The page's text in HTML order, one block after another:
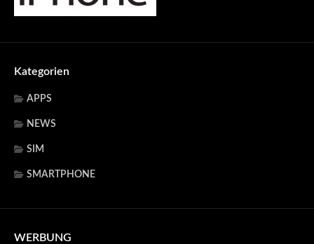
Kategorien
APPS
NEWS
SIM
SMARTPHONE
WERBUNG